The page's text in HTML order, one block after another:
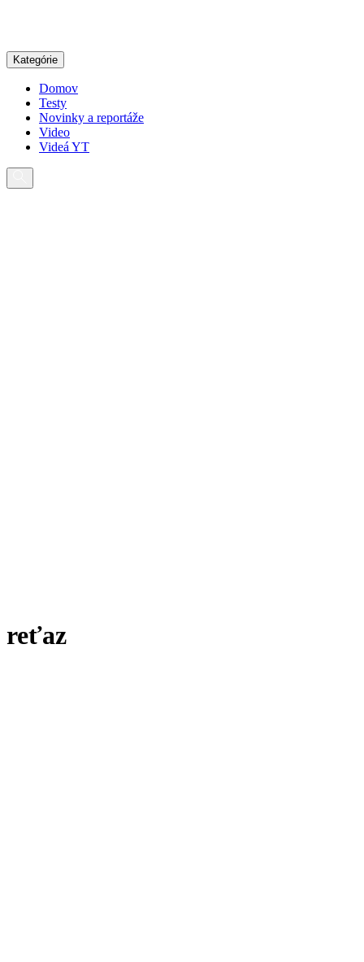
Kategórie
Domov
Testy
Novinky a reportáže
Video
Videá YT
Značka:
reťaz